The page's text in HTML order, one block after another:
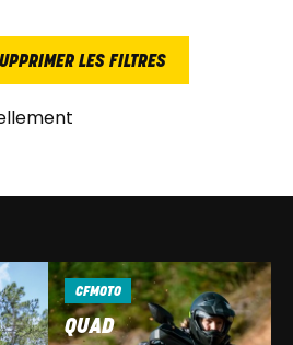
LES FILTRES
CFMOTO
QUAD